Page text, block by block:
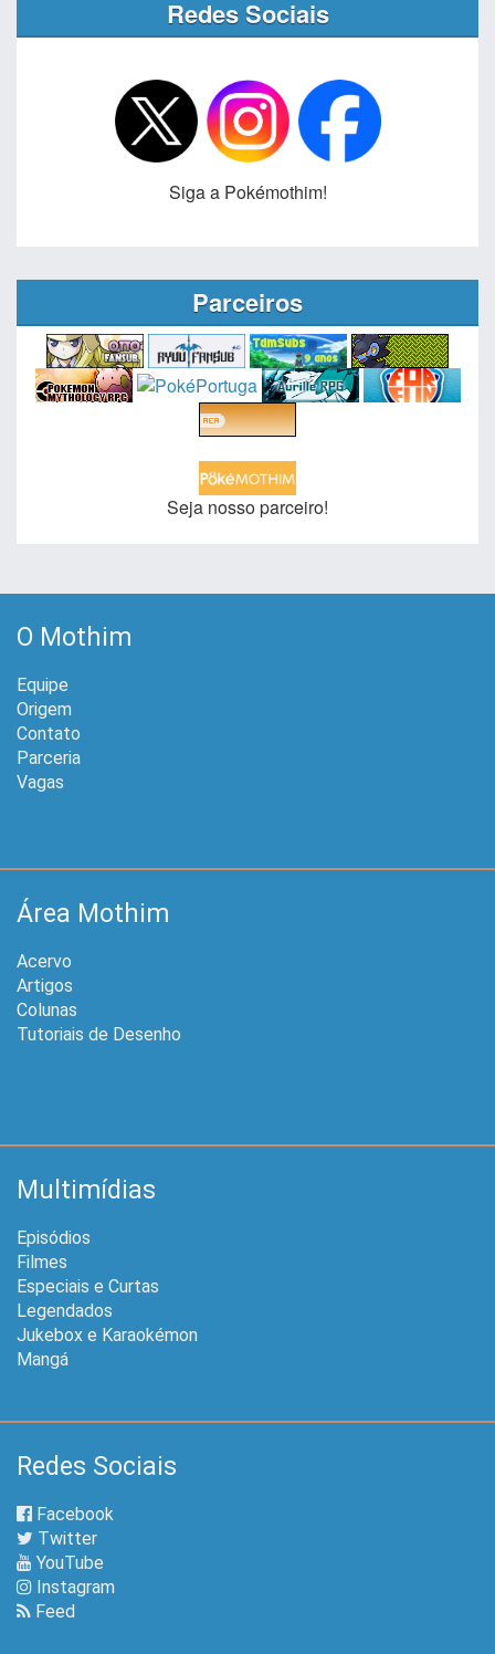
Redes Sociais
Siga a Pokémothim!
Parceiros
Seja nosso parceiro!
O Mothim
Equipe
Origem
Contato
Parceria
Vagas
Área Mothim
Acervo
Artigos
Colunas
Tutoriais de Desenho
Multimídias
Episódios
Filmes
Especiais e Curtas
Legendados
Jukebox e Karaokémon
Mangá
Redes Sociais
Facebook
Twitter
YouTube
Instagram
Feed